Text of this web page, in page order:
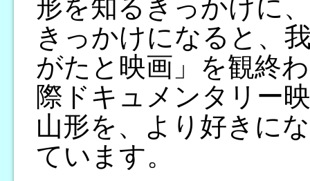
形を知るきっかけに
きっかけになると、
がたと映画」を観終
際ドキュメンタリー
山形を、より好きに
ています。